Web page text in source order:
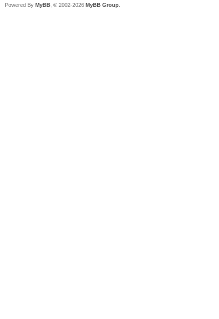
Powered By MyBB , © 2002-2026 MyBB Group